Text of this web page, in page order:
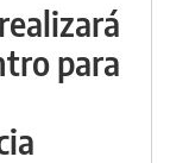
para